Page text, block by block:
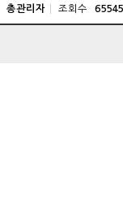
총관리자 조회수 65545